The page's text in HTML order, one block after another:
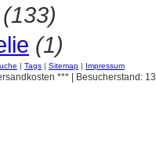
(133)
(1)
| Tags | Sitemap | Impressum
*** | Besucherstand: